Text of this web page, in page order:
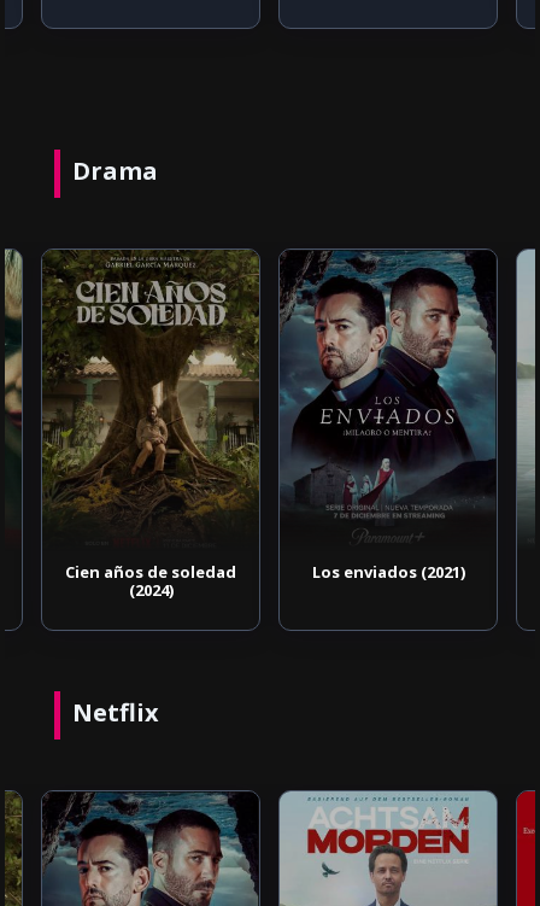
Drama
Cien años de soledad
(2024)
Los enviados (2021)
Netflix